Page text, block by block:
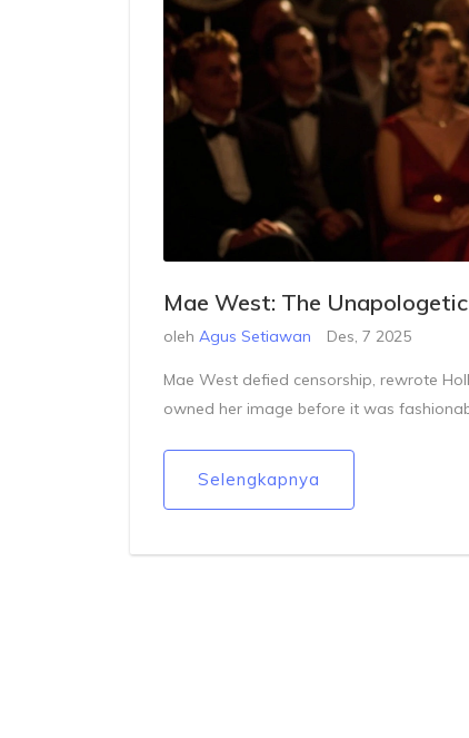
Mae West: The
oleh Agus Setiawan Des, 7 2025
Mae West defied censorship, rewrote
owned her image before it was
Selengkapnya